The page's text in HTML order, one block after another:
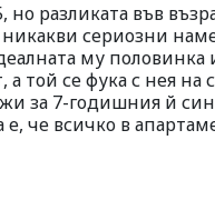
но разликата във
сериозни
му половинка
а той се фука с нея
за 7-годишния й
че всичко в